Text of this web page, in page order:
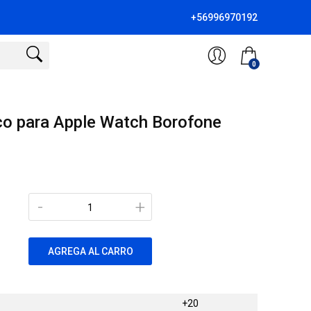
+56996970192
0
para Apple Watch Borofone
+
-
AGREGA AL CARRO
+20